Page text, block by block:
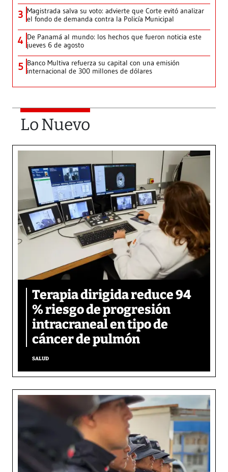
3 Magistrada salva su voto: advierte que Corte evitó analizar
el fondo de demanda contra la Policía Municipal
4 De Panamá al mundo: los hechos que fueron noticia este
jueves 6 de agosto
5 Banco Multiva refuerza su capital con una emisión
internacional de 300 millones de dólares
Lo Nuevo
Terapia dirigida reduce 94
% riesgo de progresión
intracraneal en tipo de
cáncer de pulmón
SALUD